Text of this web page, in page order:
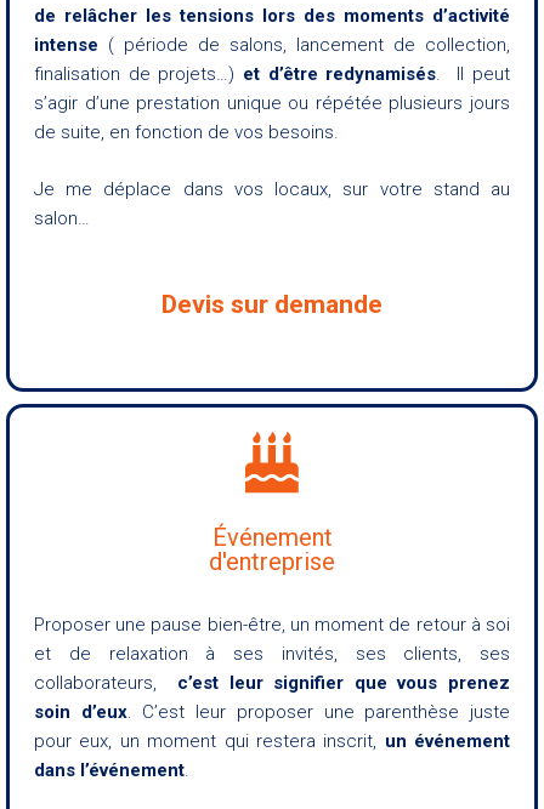
de relâcher les tensions lors des moments d’activité
intense ( période de salons, lancement de collection,
finalisation de projets…) et d’être redynamisés. Il peut
s’agir d’une prestation unique ou répétée plusieurs jours
de suite, en fonction de vos besoins.
Je me déplace dans vos locaux, sur votre stand au
salon…
Devis sur demande
Événement
d'entreprise
Proposer une pause bien-être, un moment de retour à soi
et de relaxation à ses invités, ses clients, ses
collaborateurs, c’est leur signifier que vous prenez
soin d’eux. C’est leur proposer une parenthèse juste
pour eux, un moment qui restera inscrit, un événement
dans l’événement